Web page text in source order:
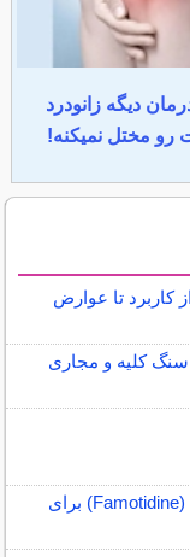
دیگه زانودرد
رو مختل نمیکنه!
کاربرد تا عوارض
کلیه و مجاری
موارد مصرف قرص فاموتیدین (Famotidine) برای